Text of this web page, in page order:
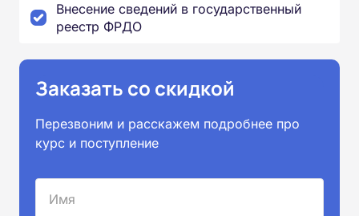
Внесение сведений в государственный
реестр ФРДО
Заказать со скидкой
Перезвоним и расскажем подробнее про
курс и поступление